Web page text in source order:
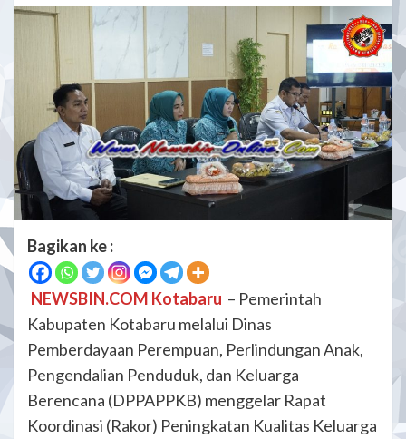
Bagikan ke :
NEWSBIN.COM Kotabaru – Pemerintah
Kabupaten Kotabaru melalui Dinas
Pemberdayaan Perempuan, Perlindungan Anak,
Pengendalian Penduduk, dan Keluarga
Berencana (DPPAPPKB) menggelar Rapat
Koordinasi (Rakor) Peningkatan Kualitas Keluarga